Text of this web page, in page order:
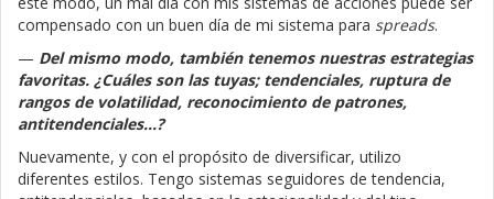
compensado con un buen día de mi sistema para spreads.
— Del mismo modo, también tenemos nuestras estrategias
favoritas. ¿Cuáles son las tuyas; tendenciales, ruptura de
rangos de volatilidad, reconocimiento de patrones,
antitendenciales...?
Nuevamente, y con el propósito de diversificar, utilizo
diferentes estilos. Tengo sistemas seguidores de tendencia,